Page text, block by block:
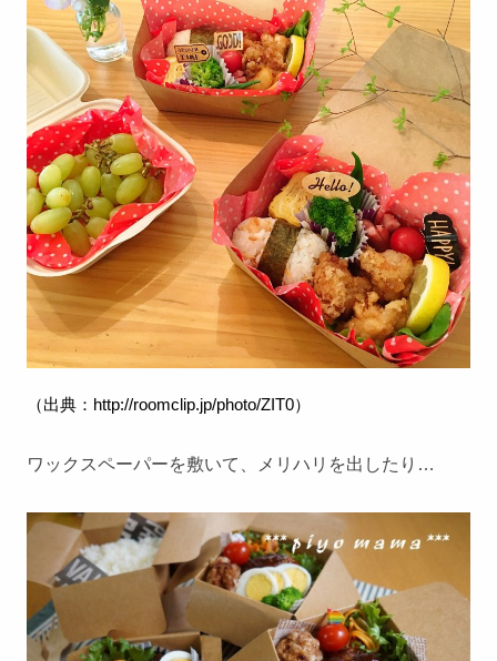
（出典： http://roomclip.jp/photo/ZIT0）
ワックスペーパーを敷いて、メリハリを出したり…